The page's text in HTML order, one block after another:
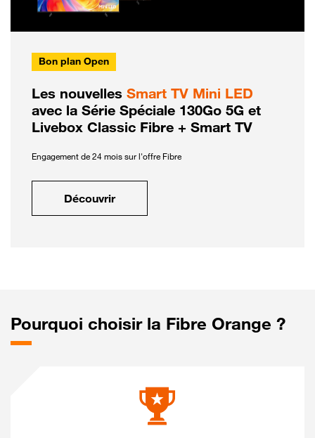
Bon plan Open
Les nouvelles Smart TV Mini LED
avec la Série Spéciale 130Go 5G et
Livebox Classic Fibre + Smart TV
Engagement de 24 mois sur l'offre Fibre
Découvrir
Pourquoi choisir la Fibre Orange ?